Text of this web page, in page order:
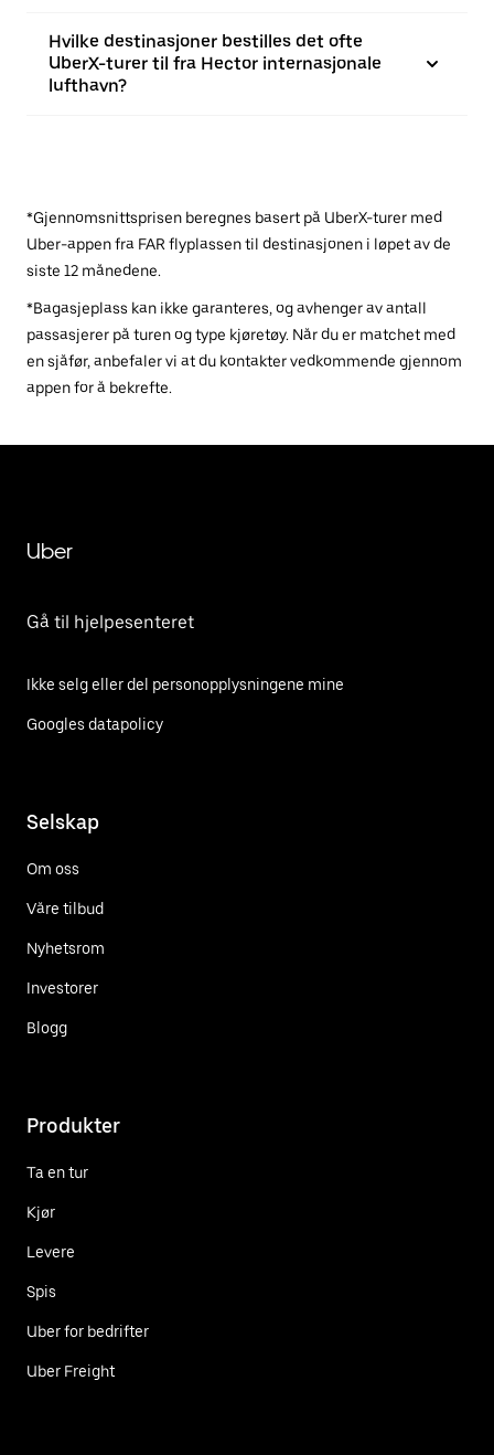
Hvilke destinasjoner bestilles det ofte
UberX-turer til fra Hector internasjonale
lufthavn?
*Gjennomsnittsprisen beregnes basert på UberX-turer med
Uber-appen fra FAR flyplassen til destinasjonen i løpet av de
siste 12 månedene.
*Bagasjeplass kan ikke garanteres, og avhenger av antall
passasjerer på turen og type kjøretøy. Når du er matchet med
en sjåfør, anbefaler vi at du kontakter vedkommende gjennom
appen for å bekrefte.
Uber
Gå til hjelpesenteret
Ikke selg eller del personopplysningene mine
Googles datapolicy
Selskap
Om oss
Våre tilbud
Nyhetsrom
Investorer
Blogg
Produkter
Ta en tur
Kjør
Levere
Spis
Uber for bedrifter
Uber Freight